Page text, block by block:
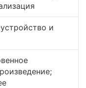
и